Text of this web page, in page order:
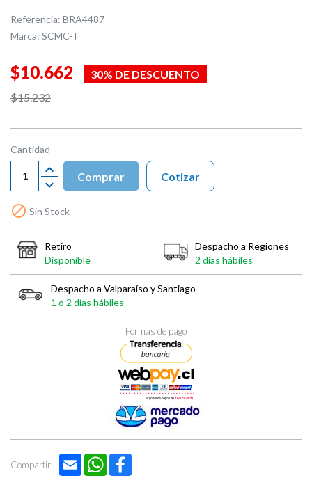
Referencia: BRA4487
Marca: SCMC-T
$10.662
30% DE DESCUENTO
$15.232
Cantidad
Comprar
 Sin Stock
Cotizar
Retiro
Disponible
Despacho a Regiones
2 días hábiles
Despacho a Valparaíso y Santiago
1 o 2 días hábiles
Formas de pago
Compartir Email WhatsApp